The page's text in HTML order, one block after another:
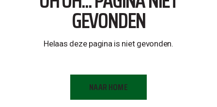
GEVONDEN
Helaas deze pagina is niet gevonden.
NAAR HOME